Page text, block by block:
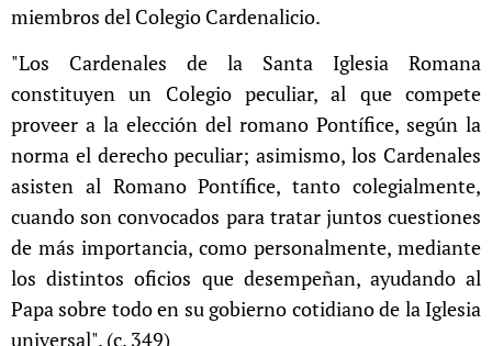
miembros del Colegio Cardenalicio.
"Los Cardenales de la Santa Iglesia Romana
constituyen un Colegio peculiar, al que compete
proveer a la elección del romano Pontífice, según la
norma el derecho peculiar; asimismo, los Cardenales
asisten al Romano Pontífice, tanto colegialmente,
cuando son convocados para tratar juntos cuestiones
de más importancia, como personalmente, mediante
los distintos oficios que desempeñan, ayudando al
Papa sobre todo en su gobierno cotidiano de la Iglesia
universal". (c. 349)